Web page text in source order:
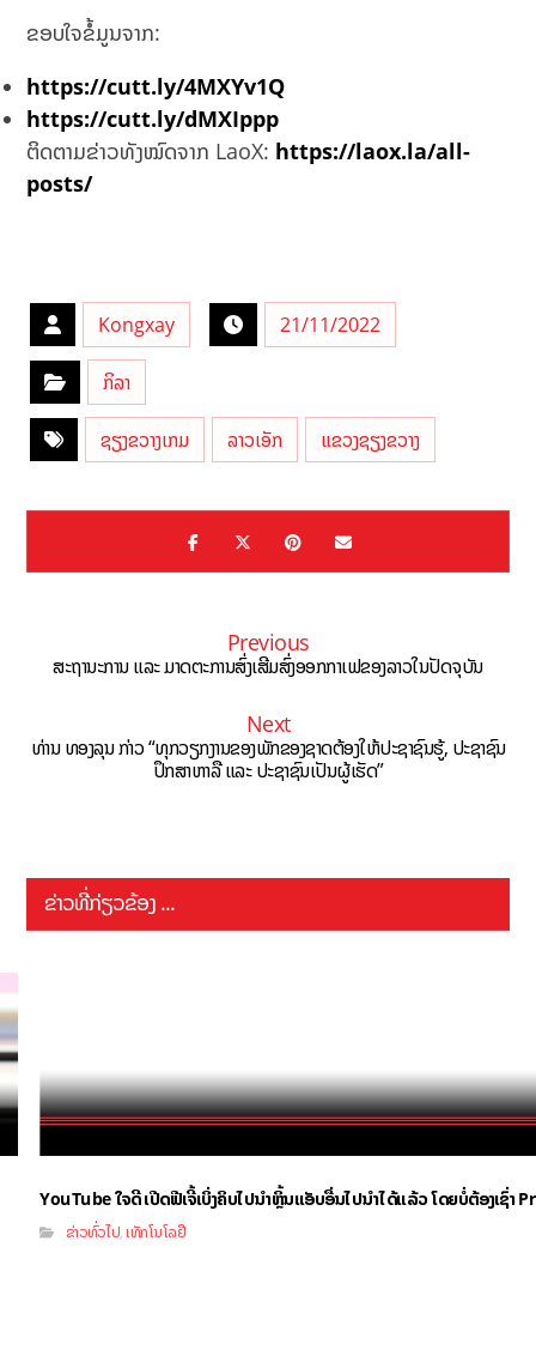
ຂອບໃຈຂໍ້ມູນຈາກ:
https://cutt.ly/4MXYv1Q
https://cutt.ly/dMXIppp
ຕິດຕາມຂ່າວທັງໝົດຈາກ LaoX: https://laox.la/all-
posts/
Kongxay 21/11/2022
ກິລາ
ຊຽງຂວາງເກມ ລາວເອັກ ແຂວງຊຽງຂວາງ
Previous
ສະ​ຖາ​ນະ​ການ ​ແລະ​ ມາດ​ຕະການ​ສົ່ງ​ເສີມ​​ສົ່ງ​ອອກ​ກາ​ເຟ​ຂອງ​ລາວໃນປັດຈຸບັນ
Next
ທ່ານ ທອງລຸນ ກ່າວ “ທຸກວຽກງານຂອງພັກຂອງຊາດຕ້ອງໃຫ້ປະຊາຊົນຮູ້, ປະຊາຊົນ
ປຶກສາຫາລື ແລະ ປະຊາຊົນເປັນຜູ້ເຮັດ”
ຂ່າວທີ່ກ່ຽວຂ້ອງ ...
YouTube ໃຈດີ ເປີດຟີເຈີ້ເບິ່ງຄິບໄປນຳຫຼິ້ນແອັບອື່ນໄປນຳໄດ້ແລ້ວ ໂດຍບໍ່ຕ້ອງເຊົ່າ
ຂ່າວທົ່ວໄປ ,ເທັກໂນໂລຢີ